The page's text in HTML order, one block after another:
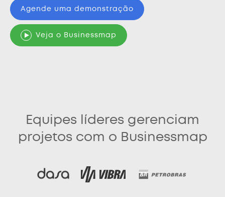
Agende uma demonstração
Veja o Businessmap
Equipes líderes gerenciam
projetos com o Businessmap